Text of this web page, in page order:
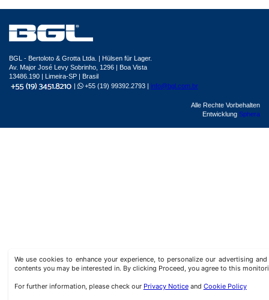
We use cookies to enhance your experience, to personalize our advertising
contents you may be interested in. By clicking Proceed, you agree to this
For further information, please check our Privacy Noticeand Cookie Policy
BGL - Bertoloto & Grotta Ltda. | Hülsen für Lager.
Av. Major José Levy Sobrinho, 1296 | Boa Vista
13486.190 | Limeira-SP | Brasil
|
+55 (19) 99392.2793 | info@bgl.com.br
Alle Rechte Vorbehalten
Entwicklung Sphera